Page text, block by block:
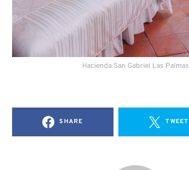
Hacienda San Gabriel Las Palmas
SHARE TWEET